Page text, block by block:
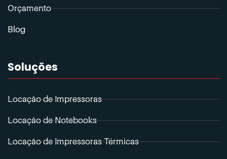
Orçamento
Blog
Soluções
Locação de Impressoras
Locação de Notebooks
Locação de Impressoras Térmicas